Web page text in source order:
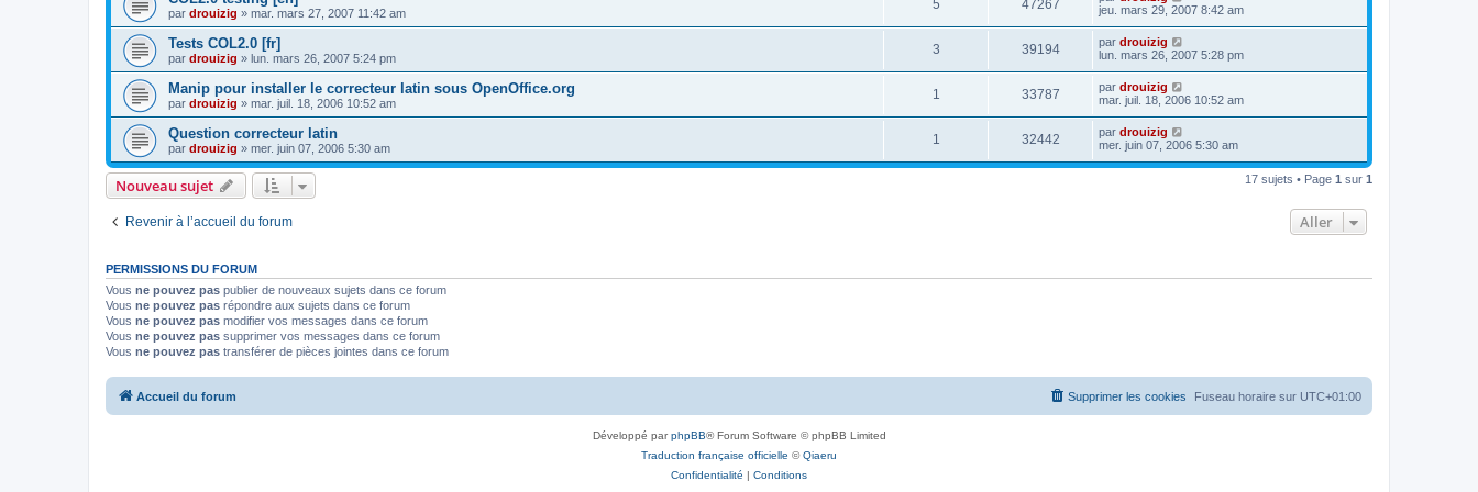
par drouizig » mar. mars 27, 2007 11:42 am
5 47267
jeu. mars 29, 2007 8:42 am
Tests COL2.0 [fr]
par drouizig » lun. mars 26, 2007 5:24 pm
3 39194 par drouizig
lun. mars 26, 2007 5:28 pm
Manip pour installer le correcteur latin sous OpenOffice.org
par drouizig » mar. juil. 18, 2006 10:52 am
1 33787 par drouizig
mar. juil. 18, 2006 10:52 am
Question correcteur latin
par drouizig » mer. juin 07, 2006 5:30 am
1 32442 par drouizig
mer. juin 07, 2006 5:30 am
Nouveau sujet 17 sujets • Page 1 sur 1
Revenir à l’accueil du forum Aller
PERMISSIONS DU FORUM
Vous ne pouvez pas publier de nouveaux sujets dans ce forum
Vous ne pouvez pas répondre aux sujets dans ce forum
Vous ne pouvez pas modifier vos messages dans ce forum
Vous ne pouvez pas supprimer vos messages dans ce forum
Vous ne pouvez pas transférer de pièces jointes dans ce forum
Accueil du forum Fuseau horaire sur UTC+01:00
Supprimer les cookies
Développé parphpBB® Forum Software © phpBB Limited
Traduction française officielle ©Qiaeru
Confidentialité | Conditions